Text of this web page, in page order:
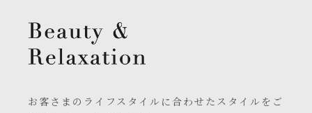
お客さまのライフスタイルに合わせたスタイルをご